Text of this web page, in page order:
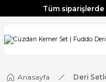
Tüm
Tüm
Tüm
Tüm
Anasayfa Deri